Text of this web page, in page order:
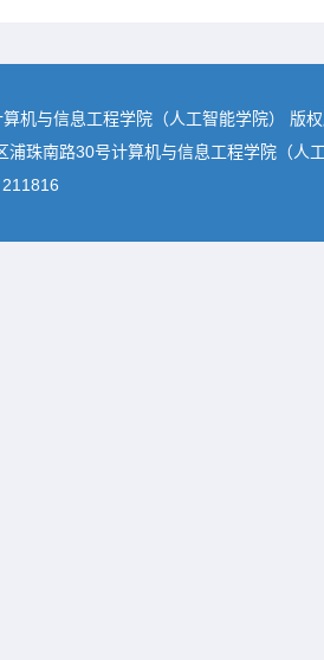
机与信息工程学院（人工智能学院） 版
浦珠南路30号计算机与信息工程学院（人